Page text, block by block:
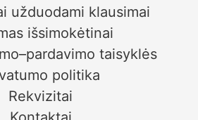
užduodami klausimai
išsimokėtinai
taisyklės
politika
Rekvizitai